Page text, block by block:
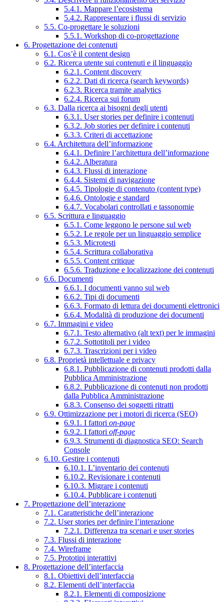
5.4.1. Mappare l’ecosistema
5.4.2. Rappresentare i flussi di servizio
5.5. Co-progettare le soluzioni
5.5.1. Workshop di co-progettazione
6. Progettazione dei contenuti
6.1. Cos’è il content design
6.2. Ricerca utente sui contenuti e il linguaggio
6.2.1. Content discovery
6.2.2. Dati di ricerca (search keywords)
6.2.3. Ricerca tramite analytics
6.2.4. Ricerca sui forum
6.3. Dalla ricerca ai bisogni degli utenti
6.3.1. User stories per definire i contenuti
6.3.2. Job stories per definire i contenuti
6.3.3. Criteri di accettazione
6.4. Architettura dell’informazione
6.4.1. Definire l’architettura dell’informazione
6.4.2. Alberatura
6.4.3. Flussi di interazione
6.4.4. Sistemi di navigazione
6.4.5. Tipologie di contenuto (content type)
6.4.6. Ontologie e standard
6.4.7. Vocabolari controllati e tassonomie
6.5. Scrittura e linguaggio
6.5.1. Come leggono le persone sul web
6.5.2. Le regole per un linguaggio semplice
6.5.3. Microtesti
6.5.4. Scrittura collaborativa
6.5.5. Content critique
6.5.6. Traduzione e localizzazione dei contenuti
6.6. Documenti
6.6.1. I documenti vanno sul web
6.6.2. Tipi di documenti
6.6.3. Formato di lettura dei documenti elettronici
6.6.4. Modalità di produzione dei documenti
6.7. Immagini e video
6.7.1. Testo alternativo (alt text) per le immagini
6.7.2. Sottotitoli per i video
6.7.3. Trascrizioni per i video
6.8. Proprietà intellettuale e privacy
6.8.1. Pubblicazione di contenuti prodotti dalla
Pubblica Amministrazione
6.8.2. Pubblicazione di contenuti non prodotti
dalla Pubblica Amministrazione
6.8.3. Consenso dei soggetti ritratti
6.9. Ottimizzazione per i motori di ricerca (SEO)
6.9.1. I fattori on-page
6.9.2. I fattori off-page
6.9.3. Strumenti di diagnostica SEO: Search
Console
6.10. Gestire i contenuti
6.10.1. L’inventario dei contenuti
6.10.2. Revisionare i contenuti
6.10.3. Migrare i contenuti
6.10.4. Pubblicare i contenuti
7. Progettazione dell’interazione
7.1. Caratteristiche dell’interazione
7.2. User stories per definire l’interazione
7.2.1. Differenza tra scenari e user stories
7.3. Flussi di interazione
7.4. Wireframe
7.5. Prototipi interattivi
8. Progettazione dell’interfaccia
8.1. Obiettivi dell’interfaccia
8.2. Elementi dell’interfaccia
8.2.1. Elementi di composizione